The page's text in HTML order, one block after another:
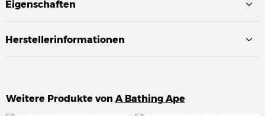
Eigenschaften
Herstellerinformationen
Weitere Produkte von A Bathing Ape